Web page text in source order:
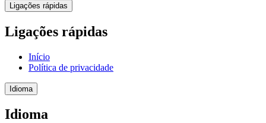
Ligações rápidas
Ligações rápidas
Início
Política de privacidade
Idioma
Idioma